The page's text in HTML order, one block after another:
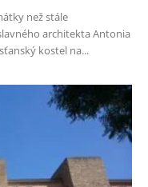
než stále
architekta Antonia
kostel na...